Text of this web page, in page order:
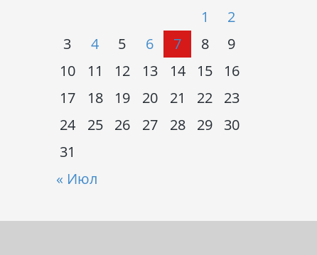
« Июл
1
2
3
4 5 6 7 8
9
10
11 12 13 14 15
16
17
18 19 20 21 22
23
24
25 26 27 28 29
30
31